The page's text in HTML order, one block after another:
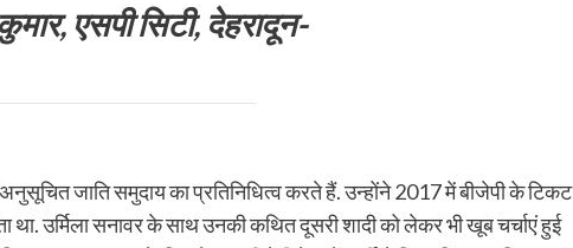
एसपी सिटी, देहरादून-
जाति समुदाय का प्रतिनिधित्व करते हैं. उन्होंने 2017 में बीजेपी के टिकट
था. उर्मिला सनावर के साथ उनकी कथित दूसरी शादी को लेकर भी खूब चर्चाएं हुई